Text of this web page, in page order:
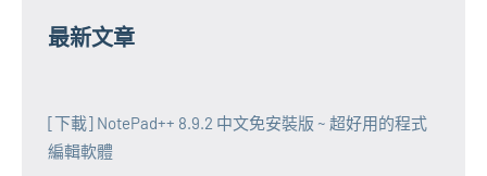
最新文章
[下載] NotePad++ 8.9.2 中文免安裝版 ~ 超好用的程式
編輯軟體